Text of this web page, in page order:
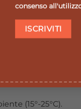
consenso
flaconi al giorno,
al di sotto
equilibrata e di
(15°-25°C).